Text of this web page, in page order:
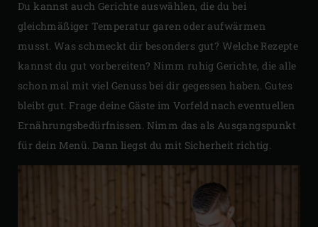
Du kannst auch Gerichte auswählen, die du bei
gleichmäßiger Temperatur garen oder aufwärmen
musst. Was schmeckt dir besonders gut? Welche Rezepte
kannst du gut vorbereiten? Nimm ruhig Gerichte, die alle
schon mal mit viel Genuss bei dir gegessen haben. Gutes
bleibt gut. Frage deine Gäste im Vorfeld nach eventuellen
Ernährungsbedürfnissen. Nimm das als Ausgangspunkt
für dein Menü. Dann liegst du mit Sicherheit richtig.